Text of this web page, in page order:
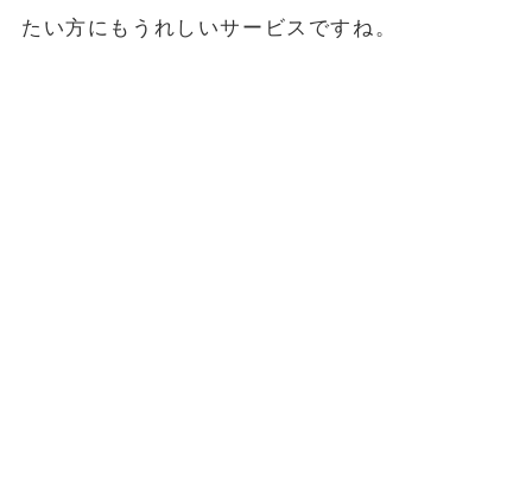
たい方にもうれしいサービスですね。